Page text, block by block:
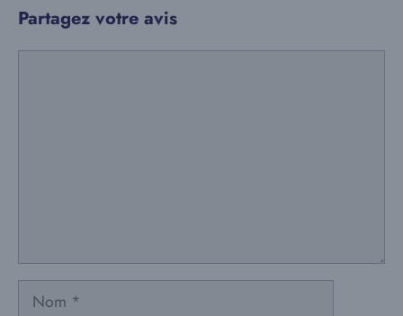
Partagez votre avis
Nom